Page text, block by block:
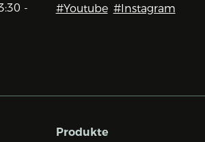
-
#Youtube #Instagram
Produkte